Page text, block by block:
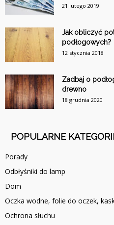
21 lutego 2019
Jak obliczyć
podłogowych?
12 stycznia 2018
Zadbaj o
drewno
18 grudnia 2020
POPULARNE
Porady
Odbłyśniki do lamp
Dom
Oczka wodne, folie do oczek,
Ochrona słuchu